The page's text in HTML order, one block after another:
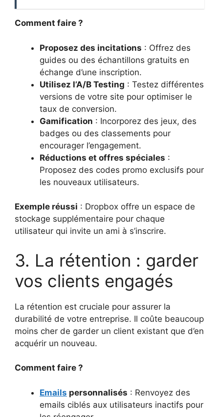
Comment faire ?
Proposez des incitations : Offrez des
guides ou des échantillons gratuits en
échange d’une inscription.
Utilisez l’A/B Testing : Testez différentes
versions de votre site pour optimiser le
taux de conversion.
Gamification : Incorporez des jeux, des
badges ou des classements pour
encourager l’engagement.
Réductions et offres spéciales :
Proposez des codes promo exclusifs pour
les nouveaux utilisateurs.
Exemple réussi : Dropbox offre un espace de
stockage supplémentaire pour chaque
utilisateur qui invite un ami à s’inscrire.
3. La rétention : garder
vos clients engagés
La rétention est cruciale pour assurer la
durabilité de votre entreprise. Il coûte beaucoup
moins cher de garder un client existant que d’en
acquérir un nouveau.
Comment faire ?
Emails personnalisés : Renvoyez des
emails ciblés aux utilisateurs inactifs pour